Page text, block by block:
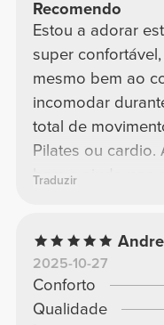
Recomendo
Estou a adorar
super
mesmo bem ao
incomodar
total de
Pilates ou cardio.
bem e ajuda-nos
Traduzir
2025-10-27
Conforto
Qualidade